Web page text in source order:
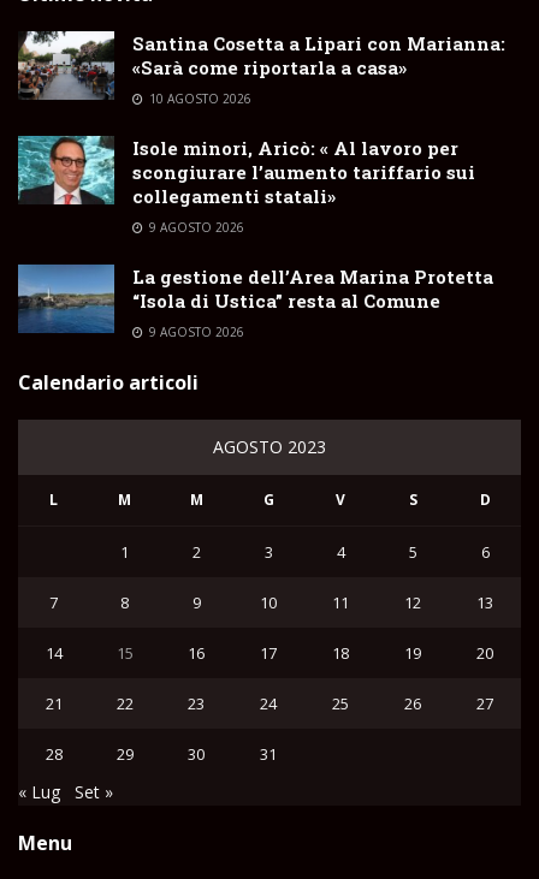
Santina Cosetta a Lipari con Marianna:
«Sarà come riportarla a casa»
10 AGOSTO 2026
Isole minori, Aricò: « Al lavoro per
scongiurare l’aumento tariffario sui
collegamenti statali»
9 AGOSTO 2026
La gestione dell’Area Marina Protetta
“Isola di Ustica” resta al Comune
9 AGOSTO 2026
Calendario articoli
AGOSTO 2023
L M M G V S D
1 2 3 4 5 6
7 8 9 10 11 12 13
14 15 16 17 18 19 20
21 22 23 24 25 26 27
28 29 30 31
« Lug Set »
Menu